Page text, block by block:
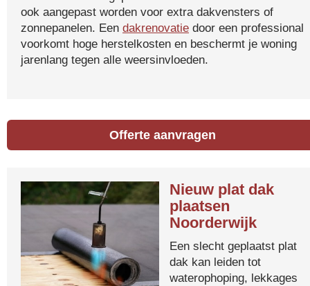
ook aangepast worden voor extra dakvensters of
zonnepanelen. Een dakrenovatie door een professional
voorkomt hoge herstelkosten en beschermt je woning
jarenlang tegen alle weersinvloeden.
Offerte aanvragen
Nieuw plat dak
plaatsen
Noorderwijk
Een slecht geplaatst plat
dak kan leiden tot
waterophoping, lekkages